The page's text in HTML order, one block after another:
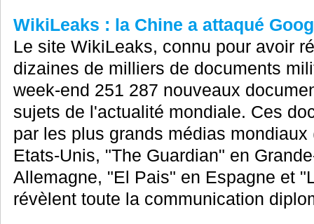
WikiLeaks : la Chine a attaqué
Le site WikiLeaks, connu pour avoir
dizaines de milliers de documents
week-end 251 287 nouveaux
sujets de l'actualité mondiale. Ces
par les plus grands médias
Etats-Unis, "The Guardian" en
Allemagne, "El Pais" en Espagne et
révèlent toute la communication